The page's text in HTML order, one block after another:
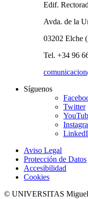
Edif.
Avda. de la
03202 Elche
Tel. +34 96
Síguenos
Twitter
Aviso Legal
Protección de Datos
Accesibilidad
Cookies
© UNIVERSITAS Miguel